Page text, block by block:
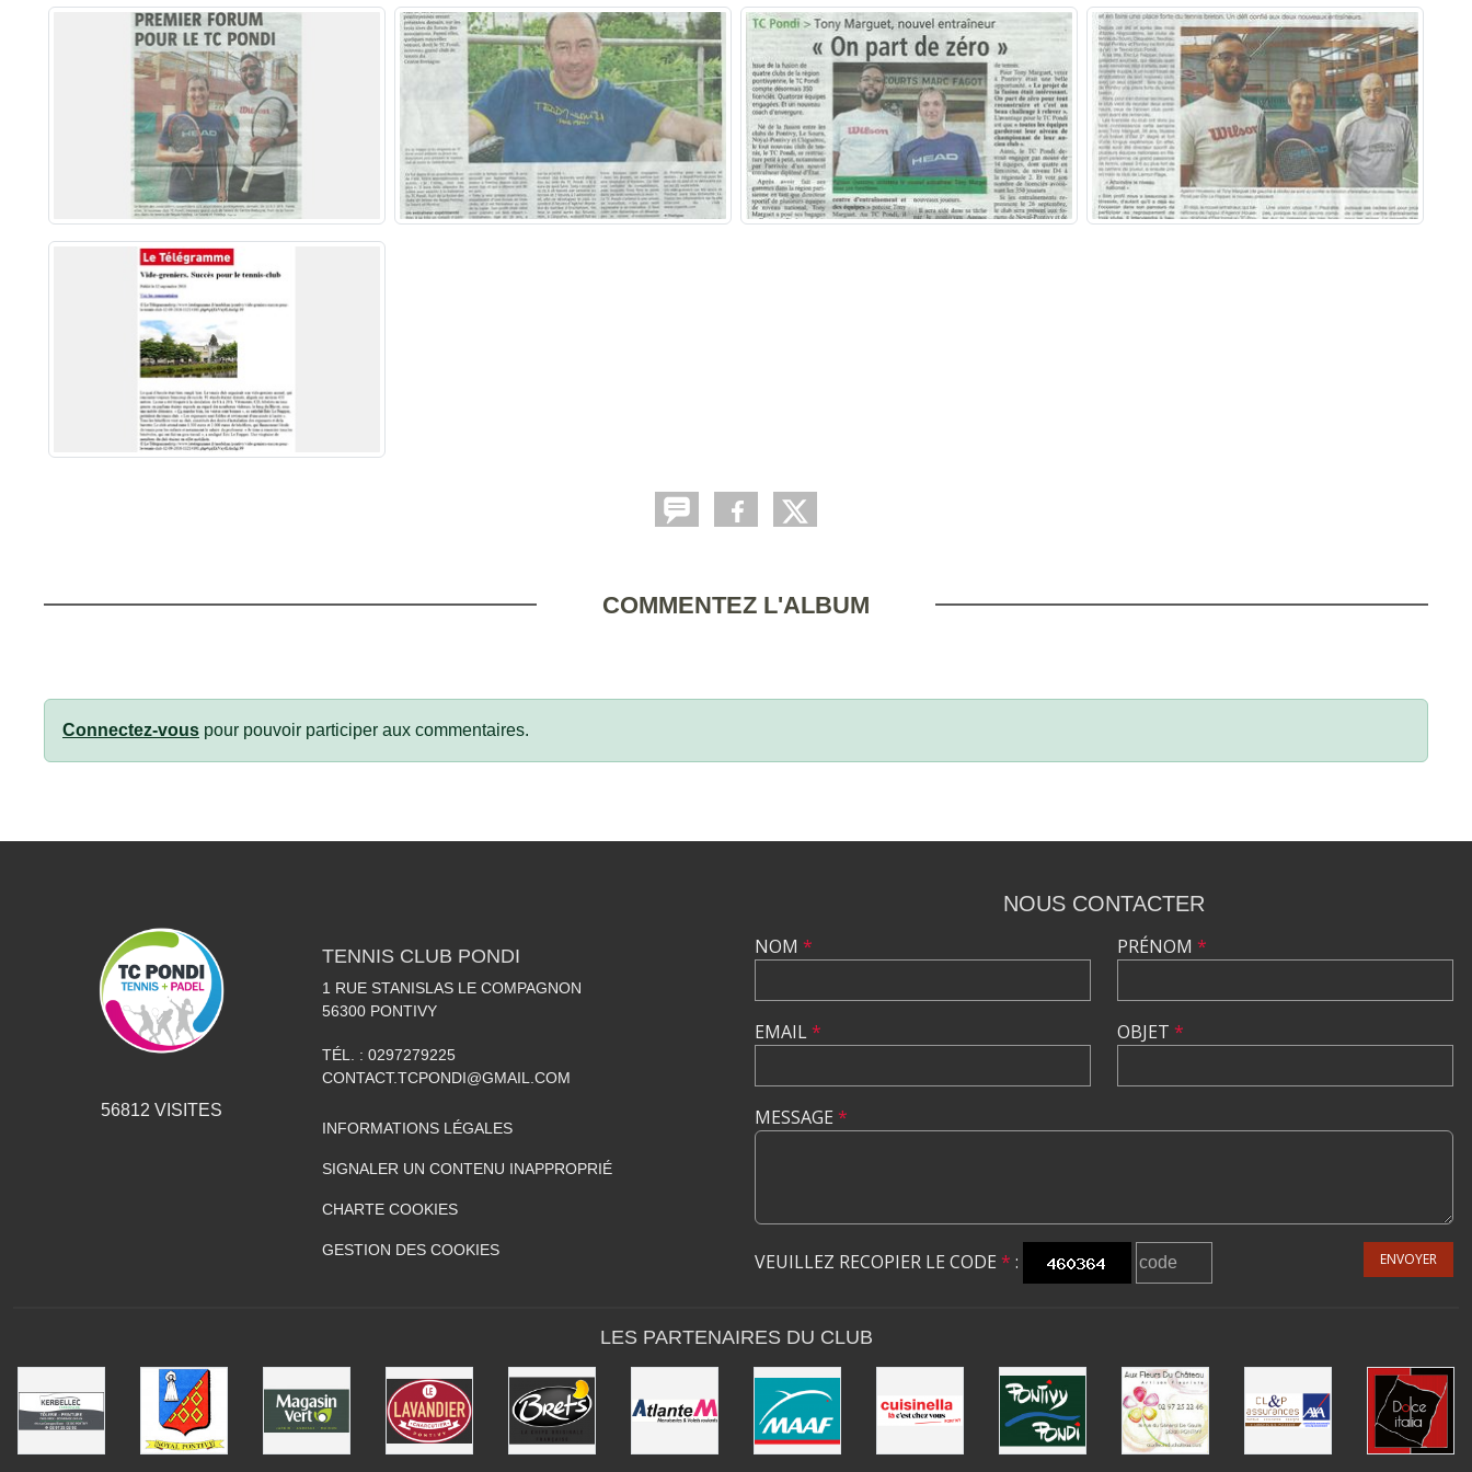
COMMENTEZ L'ALBUM
Connectez-vous pour pouvoir participer aux commentaires.
56812 VISITES
TENNIS CLUB PONDI
1 RUE STANISLAS LE COMPAGNON
56300 PONTIVY
TÉL. : 0297279225
CONTACT.TCPONDI@GMAIL.COM
INFORMATIONS LÉGALES
SIGNALER UN CONTENU INAPPROPRIÉ
CHARTE COOKIES
GESTION DES COOKIES
NOUS CONTACTER
NOM *
EMAIL*
PRÉNOM *
OBJET *
MESSAGE *
VEUILLEZ RECOPIER LE CODE * : ENVOYER
LES PARTENAIRES DU CLUB